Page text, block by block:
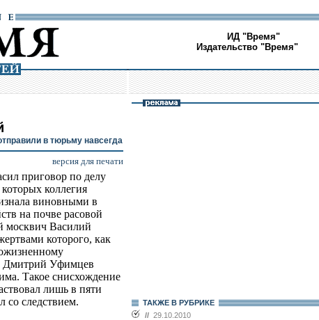
ИД "Время"
Издательство "Время"
в тюрьму навсегда
версия для печати
приговор по делу
коллегия
виновными в
на почве расовой
москвич Василий
которого, как
Дмитрий Уфимцев
Такое снисхождение
лишь в пяти
со следствием.
ТАКЖЕ В РУБРИКЕ
// 29.10.2010